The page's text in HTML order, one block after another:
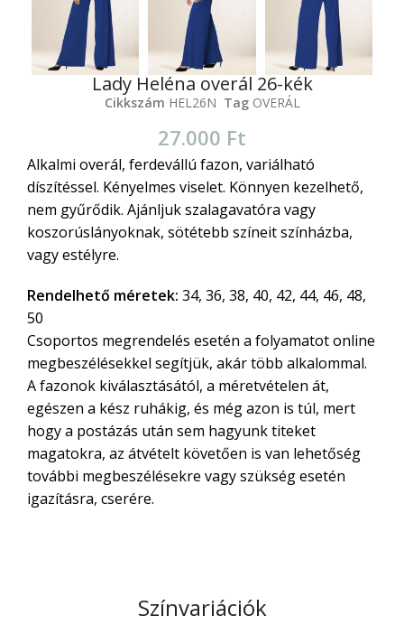
Lady Heléna overál 26-kék
Cikkszám HEL26N Tag OVERÁL
27.000 Ft
Alkalmi overál, ferdevállú fazon, variálható
díszítéssel. Kényelmes viselet. Könnyen kezelhető,
nem gyűrődik. Ajánljuk szalagavatóra vagy
koszorúslányoknak, sötétebb színeit színházba,
vagy estélyre.
Rendelhető méretek: 34, 36, 38, 40, 42, 44, 46, 48,
50
Csoportos megrendelés esetén a folyamatot online
megbeszélésekkel segítjük, akár több alkalommal.
A fazonok kiválasztásától, a méretvételen át,
egészen a kész ruhákig, és még azon is túl, mert
hogy a postázás után sem hagyunk titeket
magatokra, az átvételt követően is van lehetőség
további megbeszélésekre vagy szükség esetén
igazításra, cserére.
Színvariációk